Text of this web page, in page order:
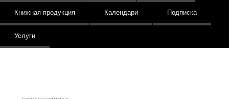
Книжная продукция Календари Подписка
Услуги